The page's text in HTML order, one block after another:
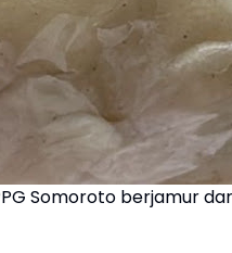
Somoroto berjamur